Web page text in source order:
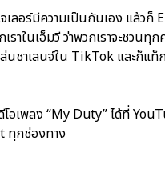
จเลอร์มีความเป็นกันเอง แล้วก็
ราในเอ็มวี ว่าพวกเราจะชวน
นชาเลนจ์ใน TikTok และก็แท็
อเพลง “My Duty” ได้ที่
ทุกช่องทาง